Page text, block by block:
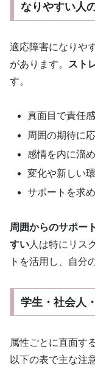
なりやすい人
適応障害になりや
があります。
スト
す。
真面目で責任
周囲の期待に
感情を内に溜
変化や新しい
サポートを求
周囲からのサポー
すい人は特にリス
トを活用し、自分
学生・社会人
属性ごとに直面す
以下の表で主な注